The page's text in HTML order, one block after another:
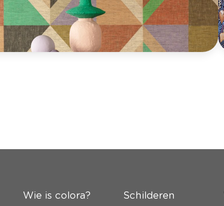
Wie is colora? Schilderen